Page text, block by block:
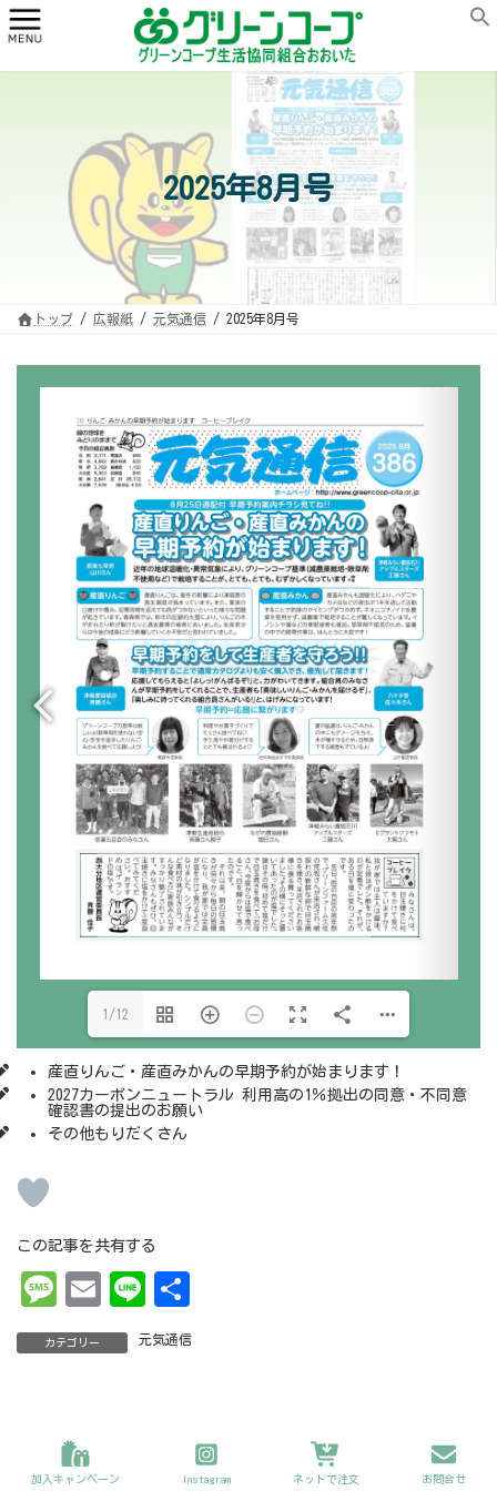
コ
ン
テ
ツ
ナ
ビ
ゲ
シ
2025年8月号
トップ 広報紙 元気通信 2025年8月号
1/12
産直りんご・産直みかんの早期予約が始まります！
2027カーボンニュートラル 利用高の1％拠出の同意・不同意
確認書の提出のお願い
その他もりだくさん
この記事を共有する
Me
ss
ag
Em
ai
l
Li
ne 有
カテゴリー 元気通信
Copyright 2022 ©グリーンコープおおいた All Rights Reserved.
加入キャンペーン
Instagram ネットで注文 お問合せ